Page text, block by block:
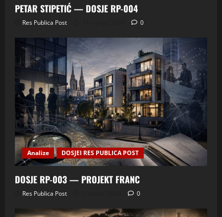
PETAR STIPETIĆ — DOSJE RP-004
Res Publica Post 0
Analize DOSJEI RES PUBLICA POST
DOSJE RP-003 — PROJEKT FRANC
Res Publica Post 0